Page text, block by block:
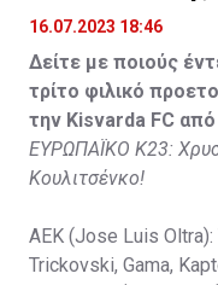
Στον πάγκο:
Vida, Otvos, Lucas,
16.07.2023 18:46
Δείτε με ποιούς
τρίτο φιλικό
την Kisvarda FC από
ΕΥΡΩΠΑΪΚΟ Κ23:
Κουλιτσένκο!
ΑΕΚ (Jose Luis Oltra):
Trickovski, Gama,